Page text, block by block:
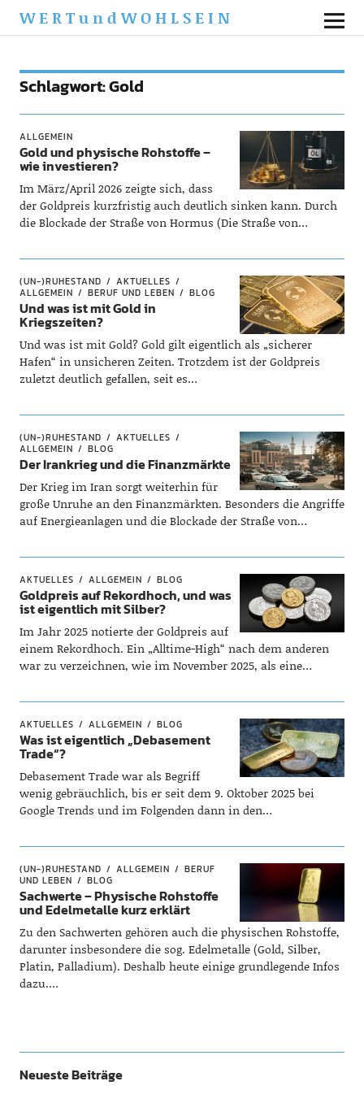
WERTundWOHLSEIN
Schlagwort:Gold
ALLGEMEIN
Gold und physische Rohstoffe –
wie investieren?
Im März/April 2026 zeigte sich, dass
der Goldpreis kurzfristig auch deutlich sinken kann. Durch
die Blockade der Straße von Hormus (Die Straße von…
(UN-)RUHESTAND
AKTUELLES
ALLGEMEIN
BERUF UND LEBEN BLOG
Und was ist mit Gold in
Kriegszeiten?
Und was ist mit Gold? Gold gilt eigentlich als „sicherer
Hafen“ in unsicheren Zeiten. Trotzdem ist der Goldpreis
zuletzt deutlich gefallen, seit es…
(UN-)RUHESTAND
AKTUELLES
ALLGEMEIN
BLOG
Der Irankrieg und die Finanzmärkte
Der Krieg im Iran sorgt weiterhin für
große Unruhe an den Finanzmärkten. Besonders die Angriffe
auf Energieanlagen und die Blockade der Straße von…
AKTUELLES ALLGEMEIN BLOG
Goldpreis auf Rekordhoch, und was
ist eigentlich mit Silber?
Im Jahr 2025 notierte der Goldpreis auf
einem Rekordhoch. Ein „Alltime-High“ nach dem anderen
war zu verzeichnen, wie im November 2025, als eine…
AKTUELLES ALLGEMEIN BLOG
Was ist eigentlich „Debasement
Trade“?
Debasement Trade war als Begriff
wenig gebräuchlich, bis er seit dem 9. Oktober 2025 bei
Google Trends und im Folgenden dann in den…
(UN-)RUHESTAND ALLGEMEIN
BERUF
UND LEBEN
BLOG
Sachwerte – Physische Rohstoffe
und Edelmetalle kurz erklärt
Zu den Sachwerten gehören auch die physischen Rohstoffe,
darunter insbesondere die sog. Edelmetalle (Gold, Silber,
Platin, Palladium). Deshalb heute einige grundlegende Infos
dazu.…
Neueste Beiträge